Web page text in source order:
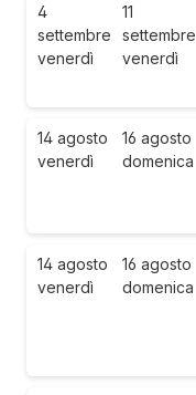
4
settembre
venerdì
11
settembre
venerdì
14 agosto
venerdì
16 agosto
domenica
14 agosto
venerdì
16 agosto
domenica